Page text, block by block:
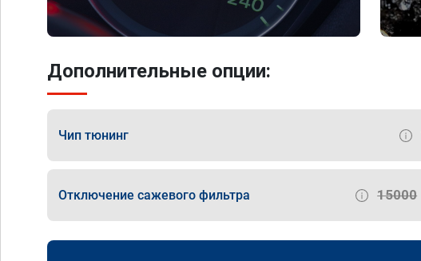
Дополнительные опции:
Чип тюнинг
Отключение сажевого фильтра 15000